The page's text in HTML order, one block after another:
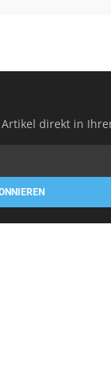
direkt in